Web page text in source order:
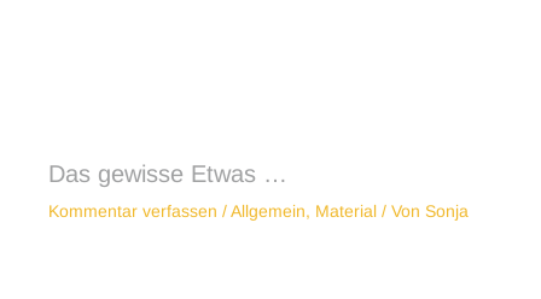
Das gewisse Etwas …
Kommentar verfassen /Allgemein, Material / Von Sonja